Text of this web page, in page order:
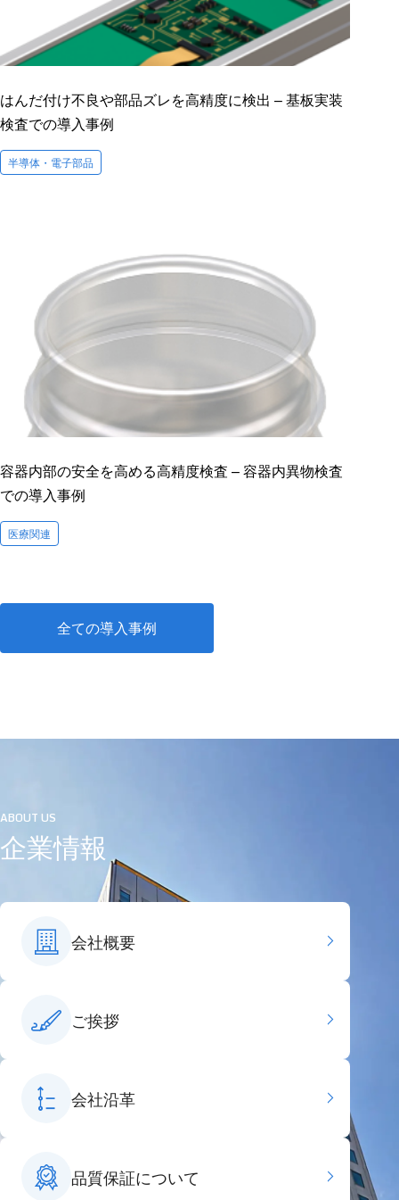
はんだ付け不良や部品ズレを高精度に検出 – 基板実装
検査での導入事例
半導体・電子部品
容器内部の安全を高める高精度検査 – 容器内異物検査
での導入事例
医療関連
全ての導入事例
ABOUT US
企業情報
会社概要
ご挨拶
会社沿革
品質保証について